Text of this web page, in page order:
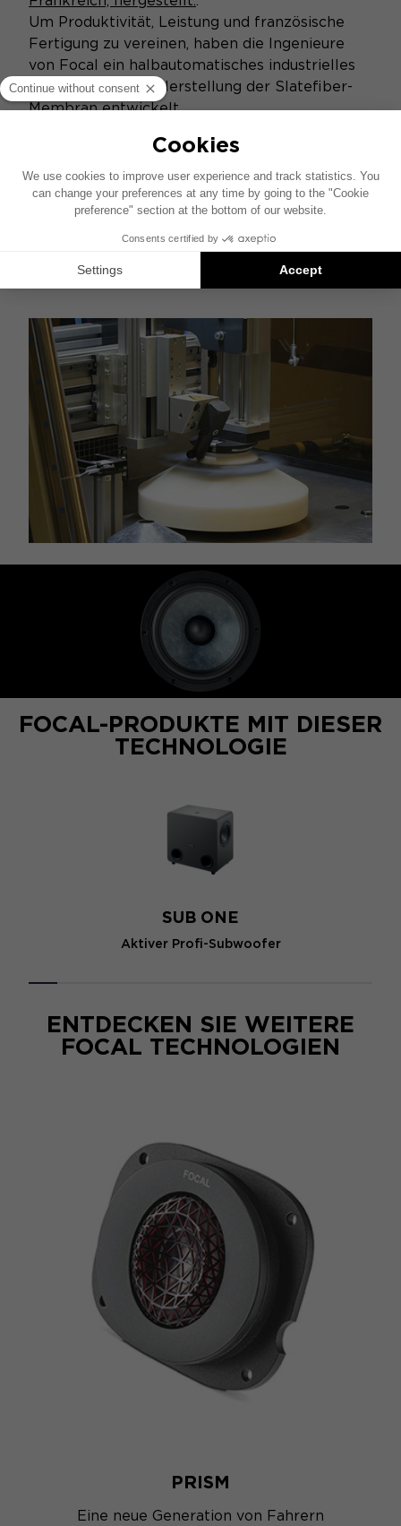
Um Produktivität, Leistung und französische
Fertigung zu vereinen, haben die Ingenieure
von Focal ein halbautomatisches industrielles
Werkzeug für die Herstellung der Slatefiber-
Membran entwickelt.
FOCAL-PRODUKTE MIT DIESER
TECHNOLOGIE
SUB ONE
Aktiver Profi-Subwoofer
ENTDECKEN SIE WEITERE
FOCAL TECHNOLOGIEN
PRISM
Eine neue Generation von Fahrern